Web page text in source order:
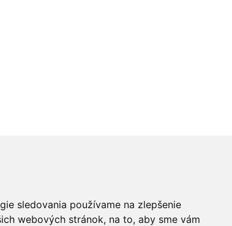
sledovania používame na zlepšenie
webových stránok, na to, aby sme vám